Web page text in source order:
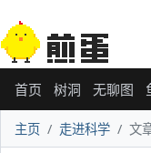
首页 树洞 无聊图
主页 走进科学 文